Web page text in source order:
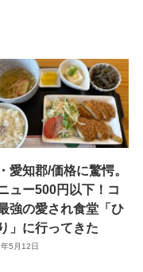
愛知郡/価格に驚愕。
ュー500円以下！コ
強の愛され食堂「ひ
」に行ってきた
5月12日